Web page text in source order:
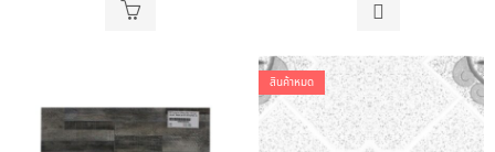
สินค้าหมด